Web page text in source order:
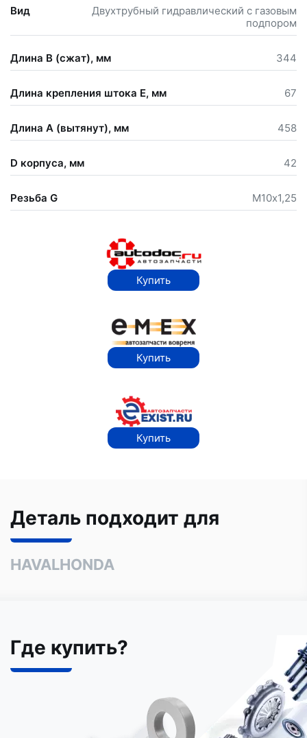
Вид
Двухтрубный гидравлический с газовым
подпором
Длина В (сжат), мм 344
Длина крепления штока Е, мм 67
Длина А (вытянут), мм 458
D корпуса, мм 42
Резьба G М10х1,25
Купить
Купить
Купить
Деталь подходит для
HAVALHONDA
Где купить?